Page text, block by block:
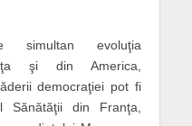
simultan evoluţia
şi din America,
democraţiei pot fi
Sănătăţii din Franţa,